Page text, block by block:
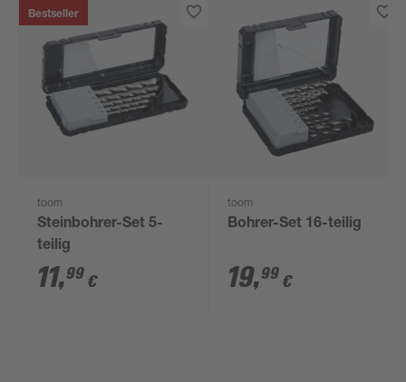
Bestseller
toom
Steinbohrer-Set 5-
teilig
11,99 €
toom
Bohrer-Set 16-teilig
19,99 €